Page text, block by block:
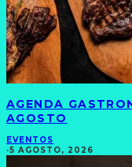
AGENDA
AGOSTO
EVENTOS
·5 AGOSTO, 2026